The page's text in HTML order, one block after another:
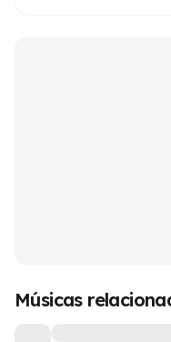
Músicas